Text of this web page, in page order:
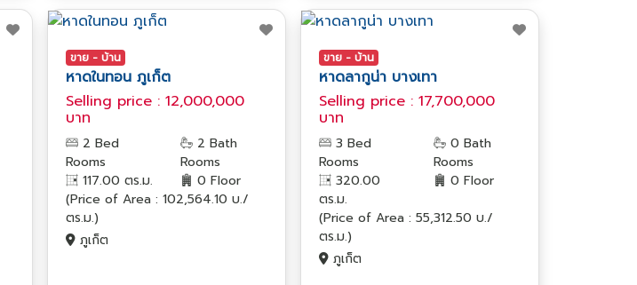
ขาย - บ้าน
หาดในทอน ภูเก็ต
Selling price : 12,000,000
บาท
2 Bed
Rooms
2 Bath
Rooms
117.00 ตร.ม.
0 Floor
(Price of Area : 102,564.10 บ./
ตร.ม.)
ภูเก็ต
ขาย - บ้าน
หาดลากูน่า บางเทา
Selling price : 17,700,000
บาท
3 Bed
Rooms
0 Bath
Rooms
320.00
ตร.ม.
0 Floor
(Price of Area : 55,312.50 บ./
ตร.ม.)
ภูเก็ต